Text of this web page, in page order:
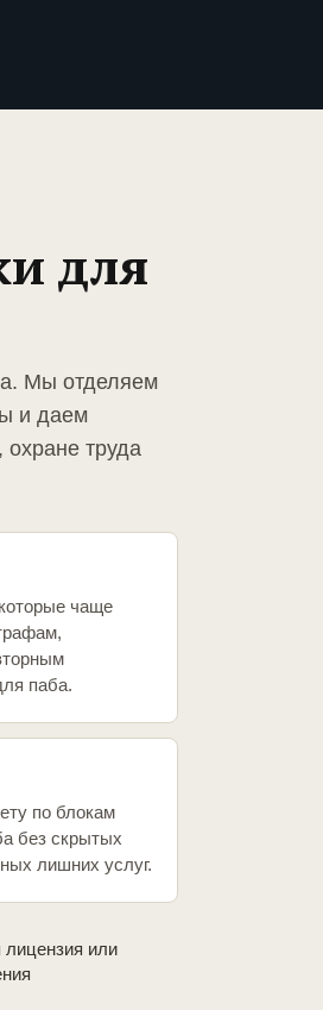
для
Мы отделяем
и даем
труда
чаще
паба.
по блокам
без скрытых
лишних услуг.
лицензия или